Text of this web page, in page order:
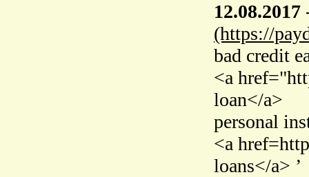
12.08.2017
(https://
bad credit
<a
loan</a>
personal
<a
loans</a> ’